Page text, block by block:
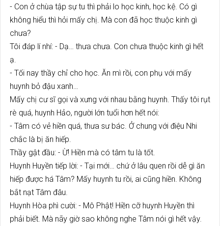
- Con ở chùa tập sự tu thì phải lo học kinh, học kệ. Có gì
không hiểu thì hỏi mấy chị. Mà con đã học thuộc kinh gì
chưa?
Tôi đáp lí nhí: - Dạ… thưa chưa. Con chưa thuộc kinh gì hết
ạ.
- Tối nay thầy chỉ cho học. Ăn mì rồi, con phụ với mấy
huynh bỏ đậu xanh…
Mấy chị cư sĩ gọi và xưng với nhau bằng huynh. Thấy tôi rụt
rè quá, huynh Hảo, người lớn tuổi hơn hết nói:
- Tâm có vẻ hiền quá, thưa sư bác. Ở chung với điệu Nhi
chắc là bị ăn hiếp.
Thầy gật đầu: - Ừ! Hiền mà có tâm tu là tốt.
Huynh Huyền tiếp lời: - Tại mới… chứ ở lâu quen rồi dễ gì ăn
hiếp được há Tâm? Mấy huynh tu rồi, ai cũng hiền. Không
bắt nạt Tâm đâu.
Huynh Hòa phì cười: - Mô Phật! Hiền cỡ huynh Huyền thì
phải biết. Mà nãy giờ sao không nghe Tâm nói gì hết vậy.